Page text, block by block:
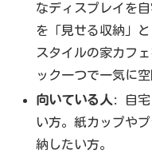
なディスプレイを
を「見せる収納」
スタイルの家カフ
ック一つで一気に
向いている人 : 自宅
い方。紙カップや
納したい方。